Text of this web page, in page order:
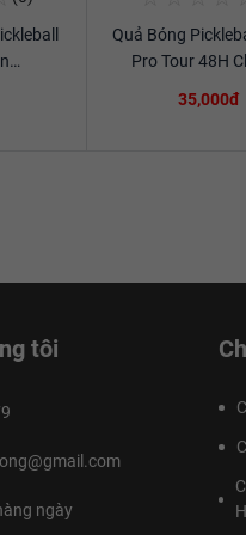
Xem chi tiết
Quả Bóng
Pro Tour 48H
35,000đ
tôi
ngày